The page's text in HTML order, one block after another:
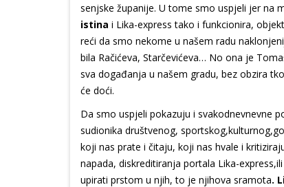
senjske županije. U tome smo uspjeli jer na
istina i Lika-express tako i funkcionira,
reći da smo nekome u našem radu
bila Račićeva, Starčevićeva… No ona je
sva događanja u našem gradu, bez obzira
će doći.
Da smo uspjeli pokazuju i svakodnevnevne
sudionika društvenog,
koji nas prate i čitaju, koji nas hvale i
napada, diskreditiranja portala Lika-
upirati prstom u njih, to je njihova sramota.